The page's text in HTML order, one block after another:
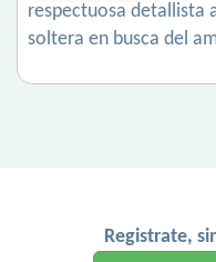
respectuosa detallista
soltera en busca del
Registrate,